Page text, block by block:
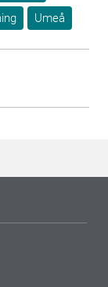
Umeå